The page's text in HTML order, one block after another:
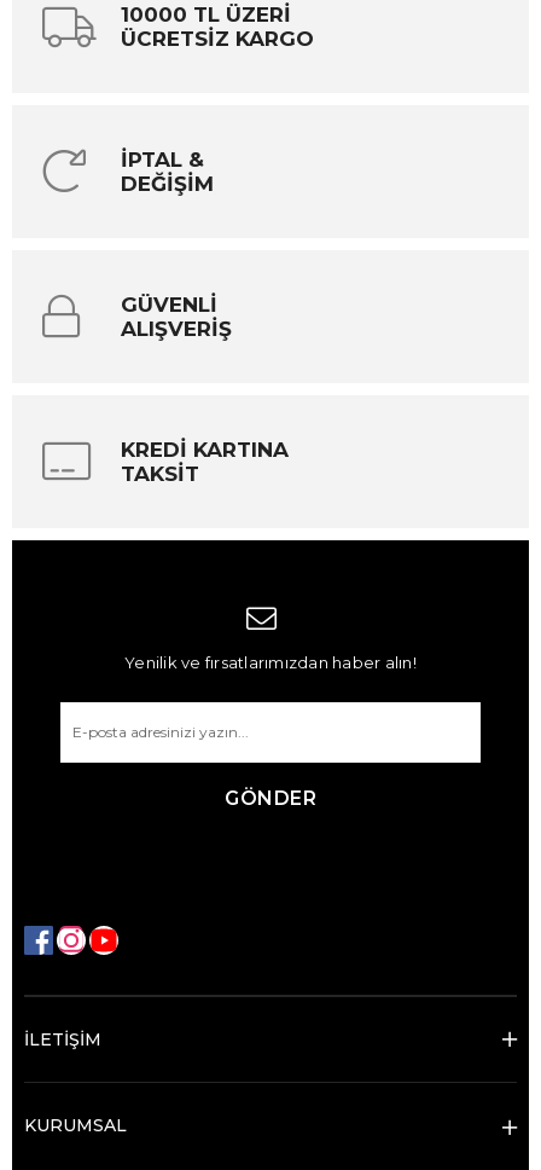
10000 TL ÜZERİ
ÜCRETSİZ KARGO
İPTAL &
DEĞİŞİM
GÜVENLİ
ALIŞVERİŞ
KREDİ KARTINA
TAKSİT
Yenilik ve fırsatlarımızdan haber alın!
GÖNDER
İLETİŞİM
KURUMSAL